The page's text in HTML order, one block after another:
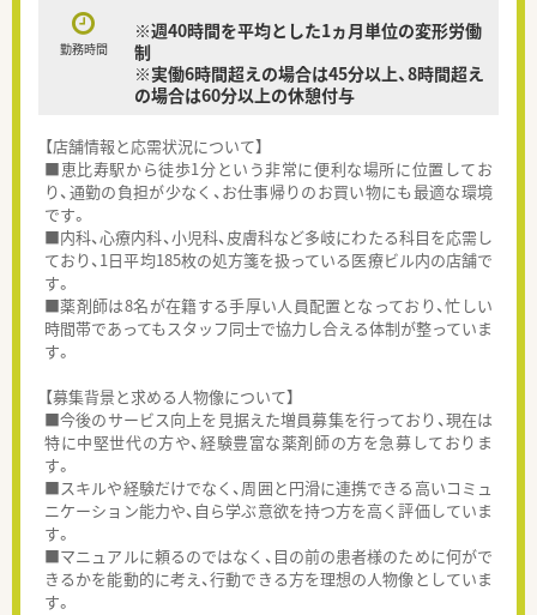
勤務時間
※週40時間を平均とした1ヵ月単位の変形労働
制
※実働6時間超えの場合は45分以上、8時間超え
の場合は60分以上の休憩付与
【店舗情報と応需状況について】
■恵比寿駅から徒歩1分という非常に便利な場所に位置してお
り、通勤の負担が少なく、お仕事帰りのお買い物にも最適な環境
です。
■内科、心療内科、小児科、皮膚科など多岐にわたる科目を応需し
ており、1日平均185枚の処方箋を扱っている医療ビル内の店舗で
す。
■薬剤師は8名が在籍する手厚い人員配置となっており、忙しい
時間帯であってもスタッフ同士で協力し合える体制が整っていま
す。
【募集背景と求める人物像について】
■今後のサービス向上を見据えた増員募集を行っており、現在は
特に中堅世代の方や、経験豊富な薬剤師の方を急募しておりま
す。
■スキルや経験だけでなく、周囲と円滑に連携できる高いコミュ
ニケーション能力や、自ら学ぶ意欲を持つ方を高く評価していま
す。
■マニュアルに頼るのではなく、目の前の患者様のために何がで
きるかを能動的に考え、行動できる方を理想の人物像としていま
す。